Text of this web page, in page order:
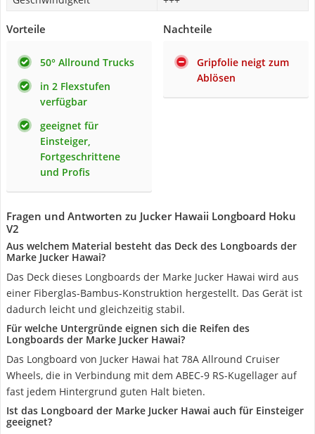
Vorteile
50° Allround Trucks
in 2 Flexstufen
verfügbar
geeignet für
Einsteiger,
Fortgeschrittene
und Profis
Nachteile
Gripfolie neigt zum
Ablösen
Fragen und Antworten zu Jucker Hawaii Longboard Hoku
V2
Aus welchem Material besteht das Deck des Longboards der
Marke Jucker Hawai?
Das Deck dieses Longboards der Marke Jucker Hawai wird aus
einer Fiberglas-Bambus-Konstruktion hergestellt. Das Gerät ist
dadurch leicht und gleichzeitig stabil.
Für welche Untergründe eignen sich die Reifen des
Longboards der Marke Jucker Hawai?
Das Longboard von Jucker Hawai hat 78A Allround Cruiser
Wheels, die in Verbindung mit dem ABEC-9 RS-Kugellager auf
fast jedem Hintergrund guten Halt bieten.
Ist das Longboard der Marke Jucker Hawai auch für Einsteiger
geeignet?